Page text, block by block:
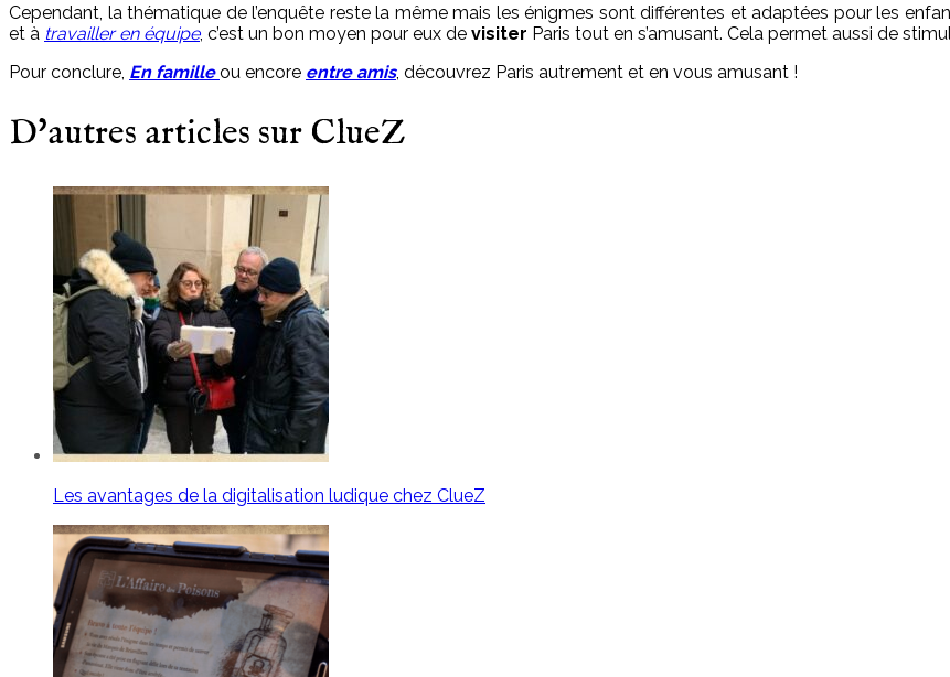
Cependant, la thématique de l’enquête reste la même mais les énigmes sont différentes et adaptées pour les
et à travailler en équipe, c’est un bon moyen pour eux de visiter Paris tout en s’amusant. Cela permet aussi de
Pour conclure, En familleou encore entre amis, découvrez Paris autrement et en vous amusant !
D'autres articles sur ClueZ
Les avantages de la digitalisation ludique chez ClueZ